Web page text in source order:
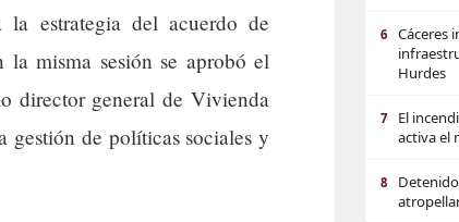
estrategia del acuerdo de
misma sesión se aprobó el
director general de Vivienda
de políticas sociales y
6
Cáceres
Hurdes
7
El
activa el
8